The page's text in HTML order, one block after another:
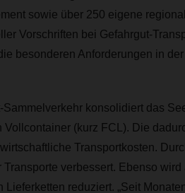
sowie über 250 eigene
Vorschriften bei Gefahrgut-
besonderen Anforderungen in
Sammelverkehr konsolidiert das
Vollcontainer (kurz FCL). Die
Transportkosten.
Transporte verbessert. Ebenso
Lieferketten reduziert. „Seit